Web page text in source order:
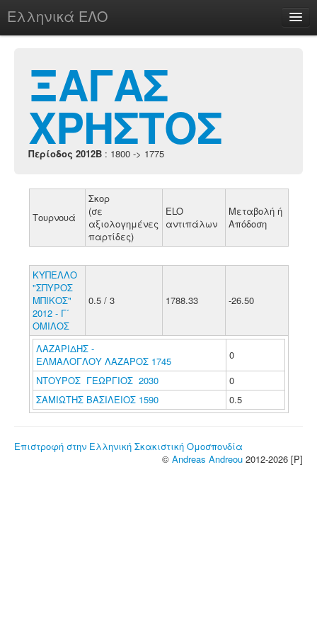
Ελληνικά ΕΛΟ
chesstu.be @ discord
Login
ΞΑΓΑΣ
ΧΡΗΣΤΟΣ
Περίοδος 2012B : 1800 -> 1775
Τουρνουά
Σκορ
(σε
αξιολογημένες
παρτίδες)
ELO
αντιπάλων
Μεταβολή ή
Απόδοση
ΚΥΠΕΛΛΟ
"ΣΠΥΡΟΣ
ΜΠΙΚΟΣ"
2012 - Γ΄
ΟΜΙΛΟΣ
0.5 / 3 1788.33 -26.50
ΛΑΖΑΡΙΔΗΣ -
ΕΛΜΑΛΟΓΛΟΥ ΛΑΖΑΡΟΣ 1745
0
ΝΤΟΥΡΟΣ ΓΕΩΡΓΙΟΣ 2030
0
ΣΑΜΙΩΤΗΣ ΒΑΣΙΛΕΙΟΣ 1590
0.5
Επιστροφή στην Ελληνική Σκακιστική Ομοσπονδία
© Andreas Andreou 2012-2026 [P]